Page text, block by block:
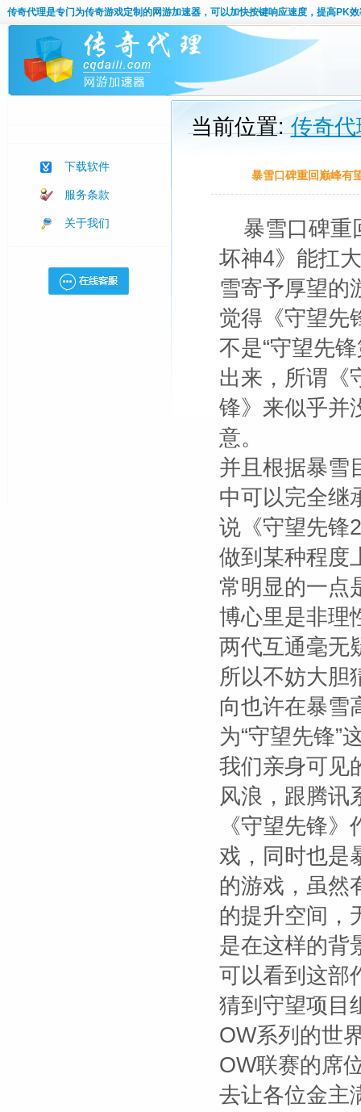
传奇代理是专门为传奇游戏定制的网游加速器，可以加快按键响应速度，提高PK效
下载软件
服务条款
关于我们
当前位置:传奇代
暴雪口碑重回巅峰有
暴雪口碑重
坏神4》能扛
雪寄予厚望的
觉得《守望先
不是“守望先
出来，所谓《
锋》来似乎并
意。
并且根据暴雪
中可以完全继
说《守望先锋
做到某种程度
常明显的一点
博心里是非理
两代互通毫无
所以不妨大胆
向也许在暴
为“守望先锋”
我们亲身可见
风浪，跟腾讯
《守望先锋
戏，同时也是
的游戏，虽然
的提升空间，
是在这样的背
可以看到这部
猜到守望项目
OW系列的世
OW联赛的席
去让各位金主